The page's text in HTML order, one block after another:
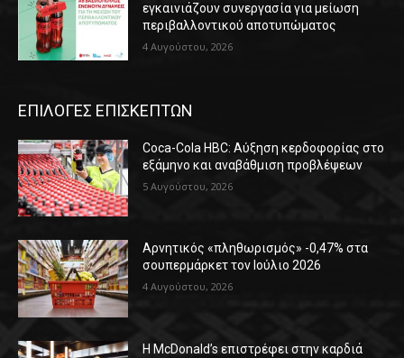
εγκαινιάζουν συνεργασία για μείωση
περιβαλλοντικού αποτυπώματος
4 Αυγούστου, 2026
ΕΠΙΛΟΓΕΣ ΕΠΙΣΚΕΠΤΩΝ
Coca-Cola HBC: Αύξηση κερδοφορίας στο
εξάμηνο και αναβάθμιση προβλέψεων
5 Αυγούστου, 2026
Αρνητικός «πληθωρισμός» -0,47% στα
σουπερμάρκετ τον Ιούλιο 2026
4 Αυγούστου, 2026
Η McDonald’s επιστρέφει στην καρδιά